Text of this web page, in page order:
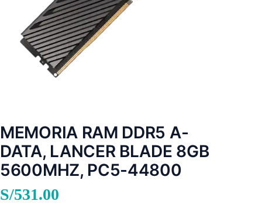
MEMORIA RAM DDR5 A-
DATA, LANCER BLADE 8GB
5600MHZ, PC5-44800
S/531.00